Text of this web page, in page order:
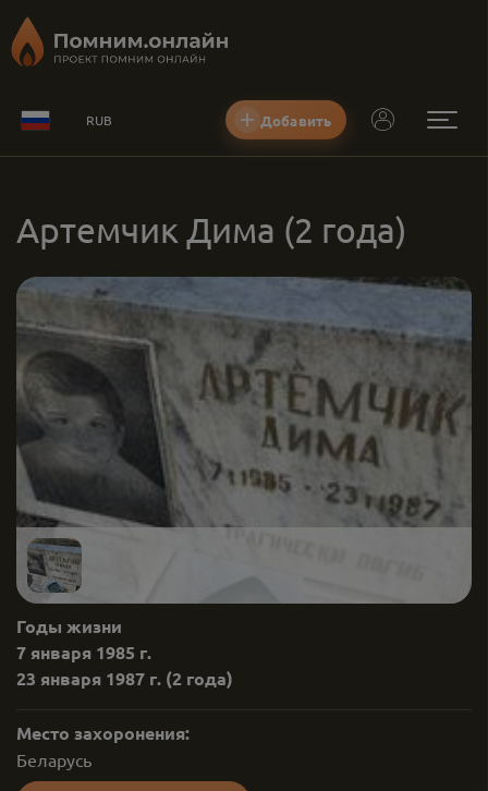
RUB Добавить
Артемчик Дима (2 года)
Годы жизни
7 января 1985 г.
23 января 1987 г. (2 года)
Место захоронения:
Беларусь